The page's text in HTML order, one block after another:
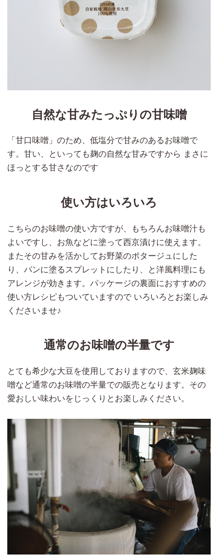
自然な甘みたっぷりの甘味噌
「甘口味噌」のため、低塩分で甘みのあるお味噌で
す。甘い、といっても麹の自然な甘みですから まさに
ほっとする甘さなのです
使い方はいろいろ
こちらのお味噌の使い方ですが、もちろんお味噌汁も
よいですし、お魚などに塗って西京漬けに使えます。
またその甘みを活かしてお野菜のポタージュにした
り、パンに塗るスプレットにしたり、と洋風料理にも
アレンジが効きます。パッケージの裏面におすすめの
使い方レシピもついていますので いろいろとお楽しみ
くださいませ♪
通常のお味噌の半量です
とても希少な大豆を使用しておりますので、玄米麹味
噌など通常のお味噌の半量での販売となります。その
愛おしい味わいをじっくりとお楽しみください。